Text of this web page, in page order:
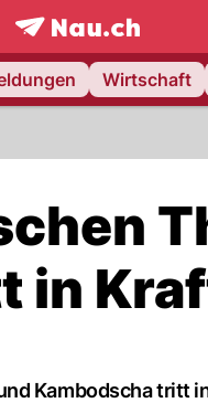
frontpage.NAU.ch
Wirtschaft
in
Kambodscha tritt